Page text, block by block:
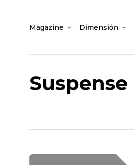
Magazine Dimensión
Suspense